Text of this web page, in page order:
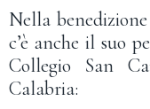
Nella
c’è anche il suo
Collegio San
Calabria: